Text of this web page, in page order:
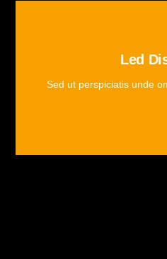
Led
Sed ut perspiciatis unde